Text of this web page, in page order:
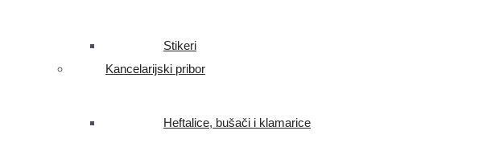
Stikeri
Kancelarijski pribor
Heftalice, bušači i klamarice